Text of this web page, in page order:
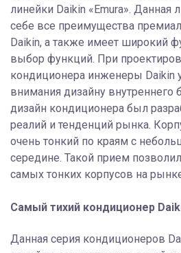
линейки Daikin «Emura». Данная
себе все преимущества
Daikin, а также имеет широкий
выбор функций. При
кондиционера инженеры Daikin
внимания дизайну внутреннего
дизайн кондиционера был
реалий и тенденций рынка.
очень тонкий по краям с
середине. Такой прием
самых тонких корпусов на
Самый тихий кондиционер
Данная серия кондиционеров